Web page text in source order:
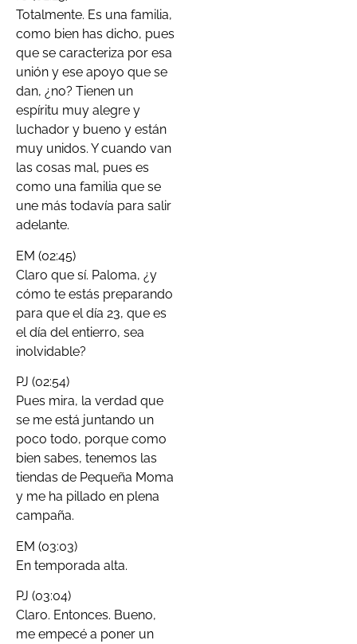
Totalmente. Es una familia,
como bien has dicho, pues
que se caracteriza por esa
unión y ese apoyo que se
dan, ¿no? Tienen un
espíritu muy alegre y
luchador y bueno y están
muy unidos. Y cuando van
las cosas mal, pues es
como una familia que se
une más todavía para salir
adelante.
EM (02:45)
Claro que sí. Paloma, ¿y
cómo te estás preparando
para que el día 23, que es
el día del entierro, sea
inolvidable?
PJ (02:54)
Pues mira, la verdad que
se me está juntando un
poco todo, porque como
bien sabes, tenemos las
tiendas de Pequeña Moma
y me ha pillado en plena
campaña.
EM (03:03)
En temporada alta.
PJ (03:04)
Claro. Entonces. Bueno,
me empecé a poner un